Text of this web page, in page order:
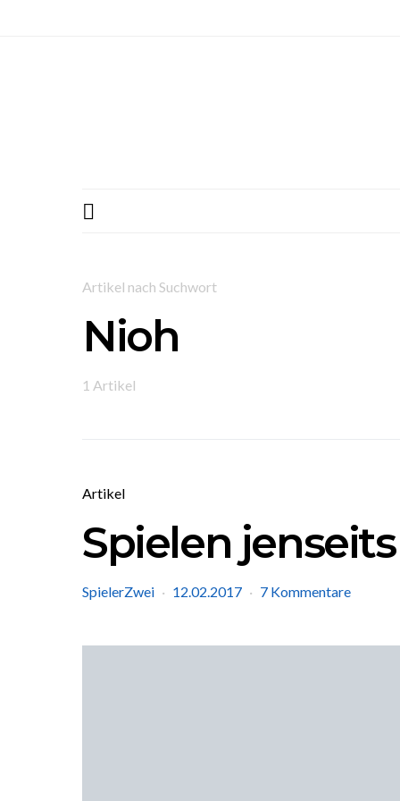
Artikel nach Suchwort
Nioh
1 Artikel
Artikel
Spielen
SpielerZwei 12.02.2017 7 Kommentare